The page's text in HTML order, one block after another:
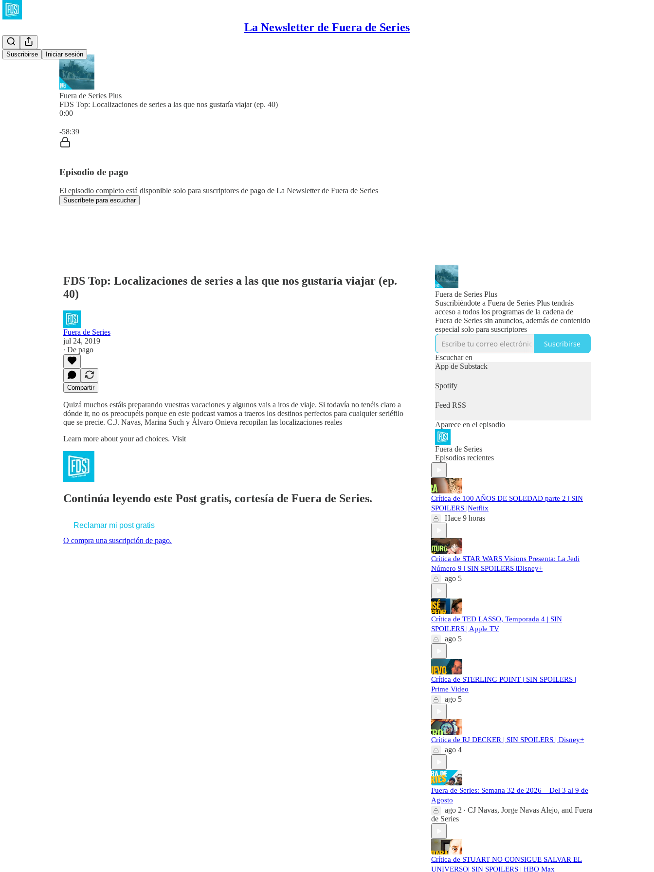
La Newsletter de Fuera de Series
Suscribirse Iniciar sesión
Fuera de Series Plus
FDS Top: Localizaciones de series a las que nos gustaría viajar (ep. 40)
0:00
-58:39
Episodio de pago
El episodio completo está disponible solo para suscriptores de pago de La Newsletter de Fuera de Series
Suscríbete para escuchar
FDS Top: Localizaciones de series a las que nos gustaría viajar (ep.
40)
Fuera de Series
jul 24, 2019
∙ De pago
Compartir
Quizá muchos estáis preparando vuestras vacaciones y algunos vais a iros de viaje. Si todavía no tenéis claro a
dónde ir, no os preocupéis porque en este podcast vamos a traeros los destinos perfectos para cualquier seriéfilo
que se precie. C.J. Navas, Marina Such y Álvaro Onieva recopilan las localizaciones reales
Learn more about your ad choices. Visit
Continúa leyendo este Post gratis, cortesía de Fuera de Series.
Reclamar mi post gratis
O compra una suscripción de pago.
Fuera de Series Plus
Suscribiéndote a Fuera de Series Plus tendrás
acceso a todos los programas de la cadena de
Fuera de Series sin anuncios, además de contenido
especial solo para suscriptores
Suscribirse
Escuchar en
App de Substack
Spotify
Feed RSS
Aparece en el episodio
Fuera de Series
Episodios recientes
Crítica de 100 AÑOS DE SOLEDAD parte 2 | SIN
SPOILERS |Netflix
Hace 9 horas
Crítica de STAR WARS Visions Presenta: La Jedi
Número 9 | SIN SPOILERS |Disney+
ago 5
Crítica de TED LASSO, Temporada 4 | SIN
SPOILERS | Apple TV
ago 5
Crítica de STERLING POINT | SIN SPOILERS |
Prime Video
ago 5
Crítica de RJ DECKER | SIN SPOILERS | Disney+
ago 4
Fuera de Series: Semana 32 de 2026 – Del 3 al 9 de
Agosto
ago 2 • CJ Navas, Jorge Navas Alejo, and Fuera
de Series
Crítica de STUART NO CONSIGUE SALVAR EL
UNIVERSO| SIN SPOILERS | HBO Max